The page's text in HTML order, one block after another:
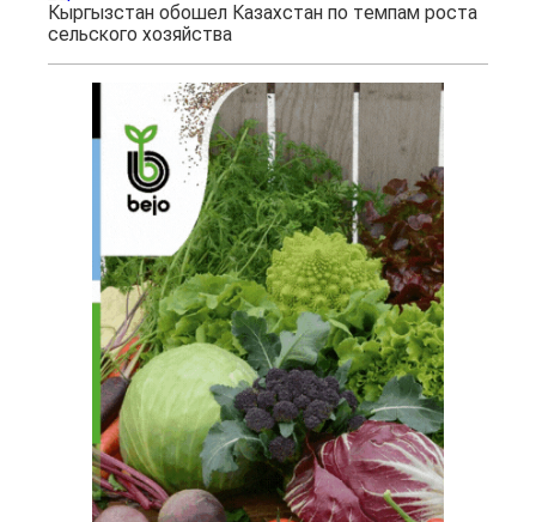
Кыргызстан обошел Казахстан по темпам роста
сельского хозяйства